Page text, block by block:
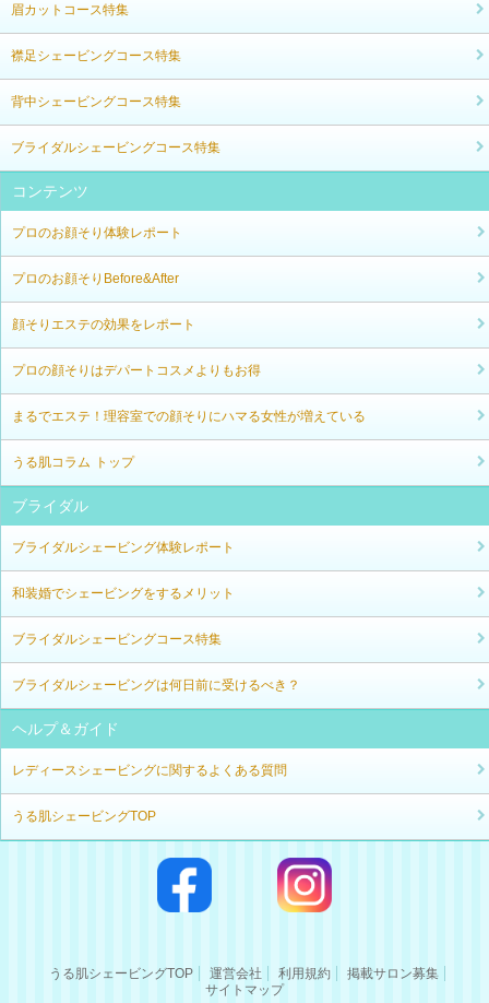
眉カットコース特集
襟足シェービングコース特集
背中シェービングコース特集
ブライダルシェービングコース特集
コンテンツ
プロのお顔そり体験レポート
プロのお顔そりBefore&After
顔そりエステの効果をレポート
プロの顔そりはデパートコスメよりもお得
まるでエステ！理容室での顔そりにハマる女性が増えている
うる肌コラム トップ
ブライダル
ブライダルシェービング体験レポート
和装婚でシェービングをするメリット
ブライダルシェービングコース特集
ブライダルシェービングは何日前に受けるべき？
ヘルプ＆ガイド
レディースシェービングに関するよくある質問
うる肌シェービングTOP
うる肌シェービングTOP 運営会社 利用規約
掲載サロン募集
サイトマップ